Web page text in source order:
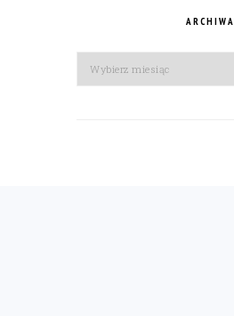
ARCHIWA
Archiwa